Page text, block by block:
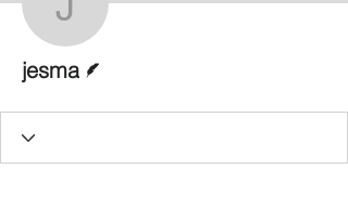
jesma
jesma